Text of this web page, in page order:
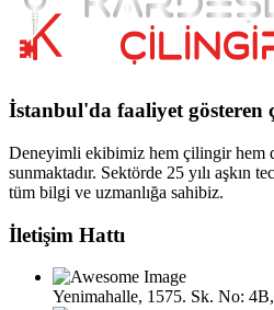
İstanbul'da faaliyet gösteren
Deneyimli ekibimiz hem çilingir hem
sunmaktadır. Sektörde 25 yılı aşkın
tüm bilgi ve uzmanlığa sahibiz.
İletişim Hattı
Yenimahalle, 1575. Sk. No: